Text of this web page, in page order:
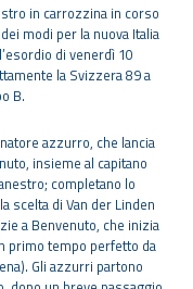
in carrozzina in corso
modi per la nuova Italia
di venerdì 10
la Svizzera 89 a
B.
azzurro, che lancia
insieme al capitano
completano lo
scelta di Van der Linden
a Benvenuto, che inizia
primo tempo perfetto da
Gli azzurri partono